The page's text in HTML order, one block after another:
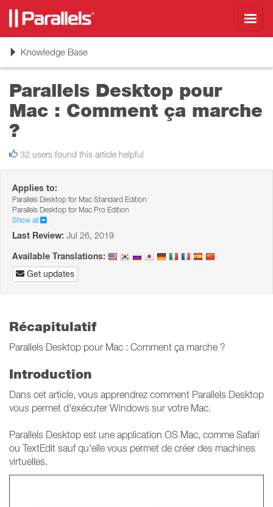
ToggleKnowledge Base
Parallels Desktop pour
Mac : Comment ça marche
?
32 users found this article helpful
Applies to:
Parallels Desktop for Mac Standard Edition
Parallels Desktop for Mac Pro Edition
Show all
Last Review: Jul 26, 2019
Available Translations:
Get updates
Récapitulatif
Parallels Desktop pour Mac : Comment ça marche ?
Introduction
Dans cet article, vous apprendrez comment Parallels Desktop
vous permet d'exécuter Windows sur votre Mac.
Parallels Desktop est une application OS Mac, comme Safari
ou TextEdit sauf qu'elle vous permet de créer des machines
virtuelles.